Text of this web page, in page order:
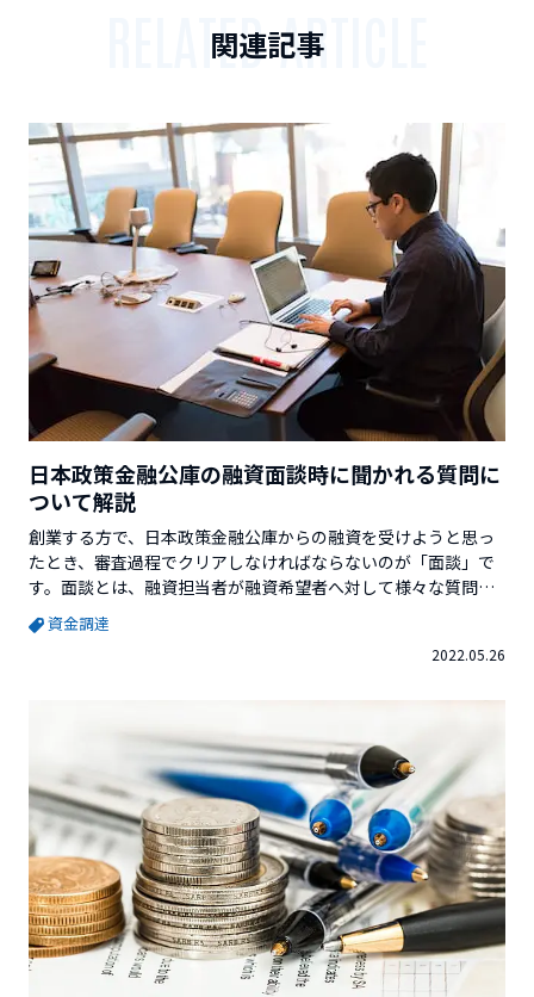
関連記事
RELATED ARTICLE
日本政策金融公庫の融資面談時に聞かれる質問に
ついて解説
創業する方で、日本政策金融公庫からの融資を受けようと思っ
たとき、審査過程でクリアしなければならないのが「面談」で
す。面談とは、融資担当者が融資希望者へ対して様々な質問を
行い、本当に融資を行っていいのかどうかを見極めるもので
す。そこで、必ず聞かれる質問の対策をするということは、試
験の前に過去問を解くのと似ています。各試験に出題の癖があ
資金調達
2022.05.26